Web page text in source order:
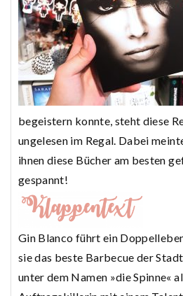
begeistern konnte, steht diese
ungelesen im Regal. Dabei
ihnen diese Bücher am besten
gespannt!
Gin Blanco führt ein
sie das beste Barbecue der
unter dem Namen »die Spinne«